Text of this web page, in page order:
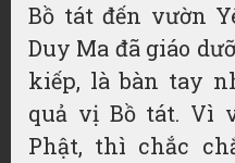
Bồ tát đến vườn
Duy Ma đã giáo
kiếp, là bàn tay
quả vị Bồ tát. Vì
Phật, thì chắc